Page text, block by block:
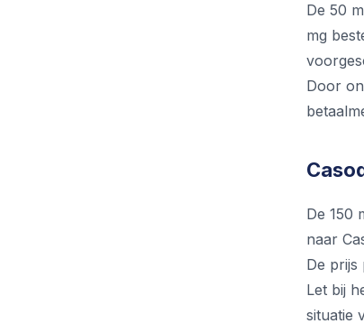
De 50
mg
Door
De 150
naar
De prijs
Let bij
situatie